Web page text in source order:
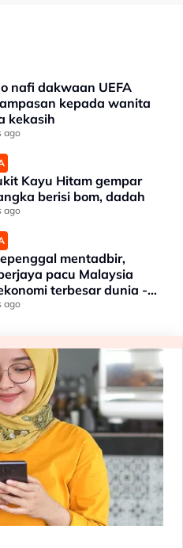
nafi dakwaan UEFA
kepada wanita
kekasih
ago
Kayu Hitam gempar
berisi bom, dadah
ago
mentadbir,
pacu Malaysia
terbesar dunia -
ago